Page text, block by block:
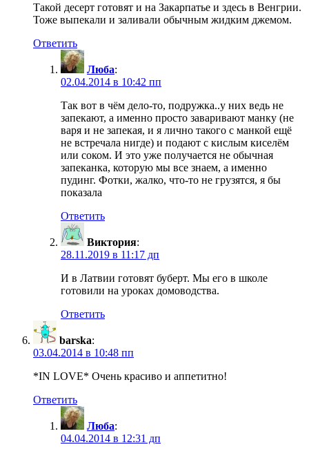
Такой десерт готовят и на Закарпатье и здесь в Венгрии.
Тоже выпекали и заливали обычным жидким джемом.
Ответить
Люба:
02.04.2014 в 10:42 пп
Так вот в чём дело-то, подружка..у них ведь не
запекают, а именно просто заваривают манку (не
варя и не запекая, и я лично такого с манкой ещё
не встречала нигде) и подают с кислым киселём
или соком. И это уже получается не обычная
запеканка, которую мы все знаем, а именно
пудинг. Фотки, жалко, что-то не грузятся, я бы
показала
Ответить
Виктория:
28.11.2019 в 11:17 дп
И в Латвии готовят буберт. Мы его в школе
готовили на уроках домоводства.
Ответить
barska:
03.04.2014 в 10:48 пп
*IN LOVE* Очень красиво и аппетитно!
Ответить
Люба:
04.04.2014 в 12:31 дп